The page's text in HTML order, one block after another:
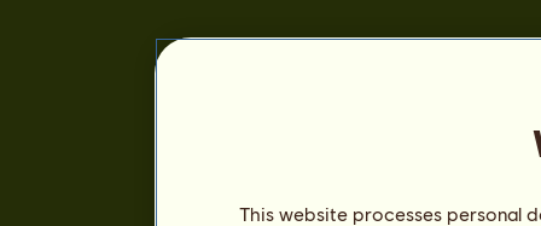
This website processes personal